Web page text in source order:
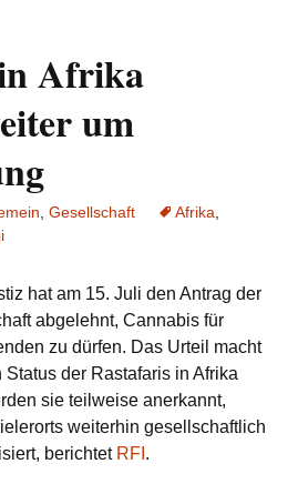
Afrika
um
Gesellschaft Afrika
hat am 15. Juli den Antrag der
abgelehnt, Cannabis für
zu dürfen. Das Urteil macht
der Rastafaris in Afrika
sie teilweise anerkannt,
weiterhin gesellschaftlich
berichtet RFI .